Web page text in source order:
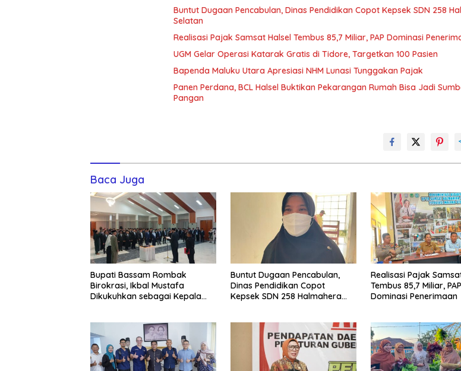
Buntut Dugaan Pencabulan, Dinas Pendidikan Copot Kepsek SDN 258
Selatan
Realisasi Pajak Samsat Halsel Tembus 85,7 Miliar, PAP Dominasi
UGM Gelar Operasi Katarak Gratis di Tidore, Targetkan 100 Pasien
Bapenda Maluku Utara Apresiasi NHM Lunasi Tunggakan Pajak
Panen Perdana, BCL Halsel Buktikan Pekarangan Rumah Bisa Jadi
Pangan
Baca Juga
Bupati Bassam Rombak
Birokrasi, Ikbal Mustafa
Dikukuhkan sebagai Kepala
Buntut Dugaan Pencabulan,
Dinas Pendidikan Copot
Kepsek SDN 258 Halmahera
Realisasi Pajak
Tembus 85,7 Miliar, PAP
Dominasi Penerimaan